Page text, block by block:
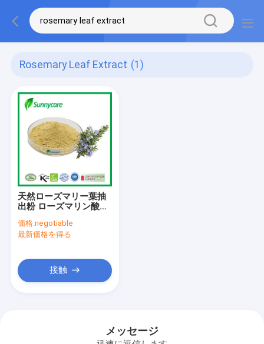
Rosemary Leaf Extract (1)
天然ローズマリー葉抽
出粉 ローズマリン酸
価格:negotiable
最新価格を得る
接触
メッセージ